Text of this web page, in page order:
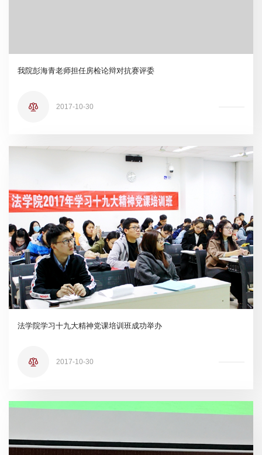
我院彭海青老师担任房检论辩对抗赛评委
2017-10-30
法学院学习十九大精神党课培训班成功举办
2017-10-30